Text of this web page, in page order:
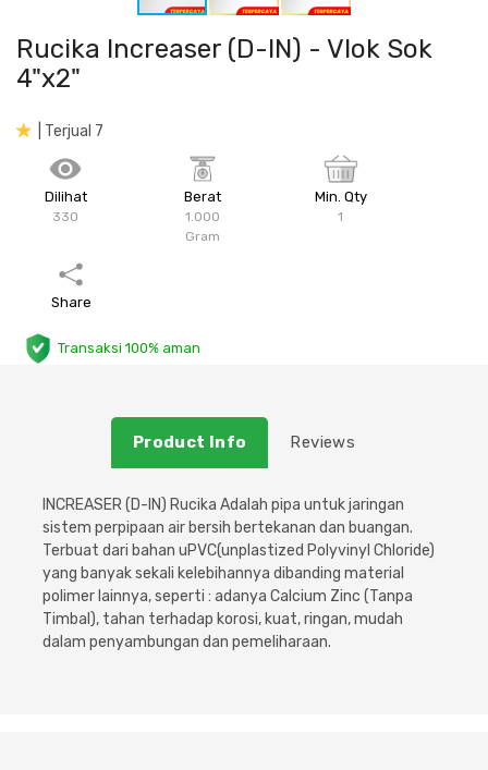
Plafon & Partisi
Peralatan & Perkakas
Atap & Lantai
Cat dan Kimia
Saniter
Material Alam
Besi Profil & Baja
Sistem Elektrikal
Rucika Increaser (D-IN) - Vlok Sok
4"x2"
| Terjual 7
Dilihat
330
Berat
1.000
Gram
Min. Qty
1
Share
Transaksi 100% aman
Product Info Reviews
INCREASER (D-IN) Rucika Adalah pipa untuk jaringan
sistem perpipaan air bersih bertekanan dan buangan.
Terbuat dari bahan uPVC(unplastized Polyvinyl Chloride)
yang banyak sekali kelebihannya dibanding material
polimer lainnya, seperti : adanya Calcium Zinc (Tanpa
Timbal), tahan terhadap korosi, kuat, ringan, mudah
dalam penyambungan dan pemeliharaan.